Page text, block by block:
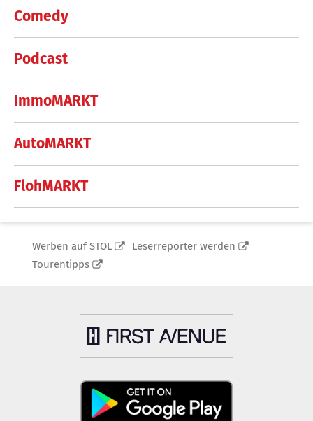
Comedy
Podcast
ImmoMARKT
AutoMARKT
FlohMARKT
Werben auf STOL
Leserreporter werden
Tourentipps